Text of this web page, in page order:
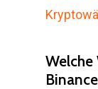
Welche